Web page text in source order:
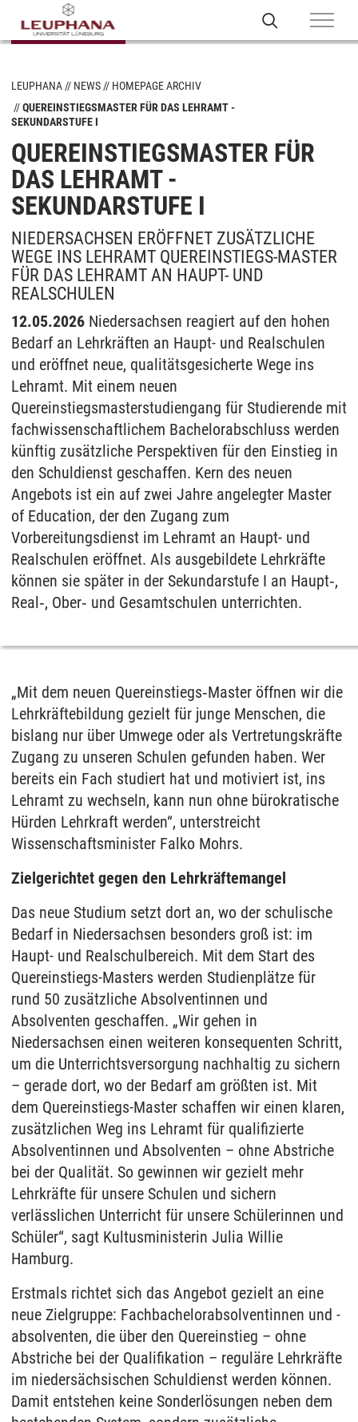
LEUPHANA NEWS
HOMEPAGE ARCHIV
QUEREINSTIEGSMASTER FÜR DAS LEHRAMT -
SEKUNDARSTUFE I
QUEREINSTIEGSMASTER FÜR
DAS LEHRAMT -
SEKUNDARSTUFE I
NIEDERSACHSEN ERÖFFNET ZUSÄTZLICHE
WEGE INS LEHRAMT QUEREINSTIEGS-MASTER
FÜR DAS LEHRAMT AN HAUPT- UND
REALSCHULEN
12.05.2026 Niedersachsen reagiert auf den hohen
Bedarf an Lehrkräften an Haupt- und Realschulen
und eröffnet neue, qualitätsgesicherte Wege ins
Lehramt. Mit einem neuen
Quereinstiegsmasterstudiengang für Studierende mit
fachwissenschaftlichem Bachelorabschluss werden
künftig zusätzliche Perspektiven für den Einstieg in
den Schuldienst geschaffen. Kern des neuen
Angebots ist ein auf zwei Jahre angelegter Master
of Education, der den Zugang zum
Vorbereitungsdienst im Lehramt an Haupt- und
Realschulen eröffnet. Als ausgebildete Lehrkräfte
können sie später in der Sekundarstufe I an Haupt‑,
Real‑, Ober‑ und Gesamtschulen unterrichten.
„Mit dem neuen Quereinstiegs‑Master öffnen wir die
Lehrkräftebildung gezielt für junge Menschen, die
bislang nur über Umwege oder als Vertretungskräfte
Zugang zu unseren Schulen gefunden haben. Wer
bereits ein Fach studiert hat und motiviert ist, ins
Lehramt zu wechseln, kann nun ohne bürokratische
Hürden Lehrkraft werden“, unterstreicht
Wissenschaftsminister Falko Mohrs.
Zielgerichtet gegen den Lehrkräftemangel
Das neue Studium setzt dort an, wo der schulische
Bedarf in Niedersachsen besonders groß ist: im
Haupt- und Realschulbereich. Mit dem Start des
Quereinstiegs-Masters werden Studienplätze für
rund 50 zusätzliche Absolventinnen und
Absolventen geschaffen. „Wir gehen in
Niedersachsen einen weiteren konsequenten Schritt,
um die Unterrichtsversorgung nachhaltig zu sichern
– gerade dort, wo der Bedarf am größten ist. Mit
dem Quereinstiegs-Master schaffen wir einen klaren,
zusätzlichen Weg ins Lehramt für qualifizierte
Absolventinnen und Absolventen – ohne Abstriche
bei der Qualität. So gewinnen wir gezielt mehr
Lehrkräfte für unsere Schulen und sichern
verlässlichen Unterricht für unsere Schülerinnen und
Schüler“, sagt Kultusministerin Julia Willie
Hamburg.
Erstmals richtet sich das Angebot gezielt an eine
neue Zielgruppe: Fachbachelorabsolventinnen und -
absolventen, die über den Quereinstieg – ohne
Abstriche bei der Qualifikation – reguläre Lehrkräfte
im niedersächsischen Schuldienst werden können.
Damit entstehen keine Sonderlösungen neben dem